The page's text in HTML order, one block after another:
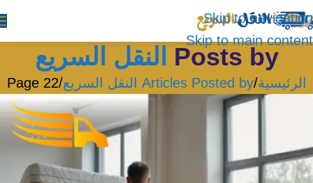
Skip to navigation
Skip to main content
Posts by النقل السريع
الرئيسية Articles Posted by النقل السريع Page 22